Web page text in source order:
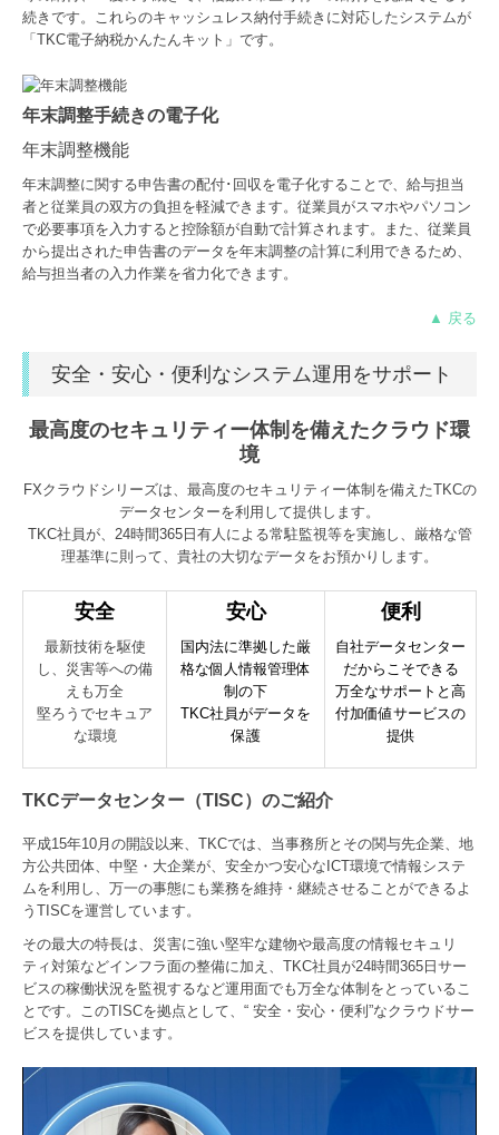
続きです。これらのキャッシュレス納付手続きに対応したシステムが
「TKC電子納税かんたんキット」です。
年末調整手続きの電子化
年末調整機能
年末調整に関する申告書の配付･回収を電子化することで、給与担当
者と従業員の双方の負担を軽減できます。従業員がスマホやパソコン
で必要事項を入力すると控除額が自動で計算されます。また、従業員
から提出された申告書のデータを年末調整の計算に利用できるため、
給与担当者の入力作業を省力化できます。
▲ 戻る
安全・安心・便利なシステム運用をサポート
最高度のセキュリティー体制を備えたクラウド環
境
FXクラウドシリーズは、最高度のセキュリティー体制を備えたTKCの
データセンターを利用して提供します。
TKC社員が、24時間365日有人による常駐監視等を実施し、厳格な管
理基準に則って、貴社の大切なデータをお預かりします。
安全
最新技術を駆使
し、災害等への備
えも万全
堅ろうでセキュア
な環境
安心
国内法に準拠した厳
格な個人情報管理体
制の下
TKC社員がデータを
保護
便利
自社データセンター
だからこそできる
万全なサポートと高
付加価値サービスの
提供
TKCデータセンター（TISC）のご紹介
平成15年10月の開設以来、TKCでは、当事務所とその関与先企業、地
方公共団体、中堅・大企業が、安全かつ安心なICT環境で情報システ
ムを利用し、万一の事態にも業務を維持・継続させることができるよ
うTISCを運営しています。
その最大の特長は、災害に強い堅牢な建物や最高度の情報セキュリ
ティ対策などインフラ面の整備に加え、TKC社員が24時間365日サー
ビスの稼働状況を監視するなど運用面でも万全な体制をとっているこ
とです。このTISCを拠点として、“ 安全・安心・便利”なクラウドサー
ビスを提供しています。